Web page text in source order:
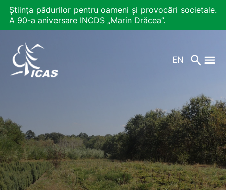
Știința pădurilor pentru oameni și provocări societale.
A 90-a aniversare INCDS „Marin Drăcea”.
EN